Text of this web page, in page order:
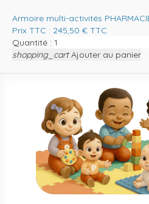
Armoire multi-activités
Prix TTC : 245,50 € TTC
Quantité :
shopping_cart Ajouter au panier